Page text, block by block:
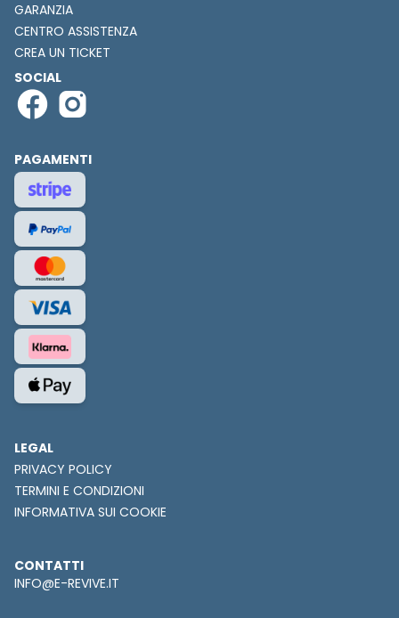
GARANZIA
CENTRO ASSISTENZA
CREA UN TICKET
SOCIAL
PAGAMENTI
LEGAL
PRIVACY POLICY
TERMINI E CONDIZIONI
INFORMATIVA SUI COOKIE
CONTATTI
INFO@E-REVIVE.IT